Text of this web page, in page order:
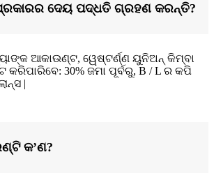
ଦେୟ ପଦ୍ଧତି ଗ୍ରହଣ କରନ୍ତି?
ଆକାଉଣ୍ଟ, ୱେଷ୍ଟର୍ଣ୍ଣ ୟୁନିଅନ୍ କିମ୍ବା
30% ଜମା ପୂର୍ବରୁ, B / L ର କପି
|
କ’ଣ?